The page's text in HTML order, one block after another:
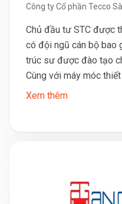
Công ty Cổ phần Tecco
Chủ đầu tư STC được
có đội ngũ cán bộ bao
trúc sư được đào tạo
Cùng với máy móc
Xem thêm